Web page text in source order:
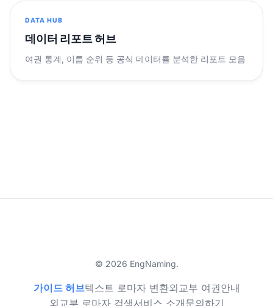
DATA HUB
데이터 리포트 허브
여권 통계, 이름 순위 등 공식 데이터를 분석한 리포트 모음
© 2026 EngNaming.
가이드 허브텍스트 로마자 변환외교부 여권안내
외교부 로마자 검색서비스 소개문의하기